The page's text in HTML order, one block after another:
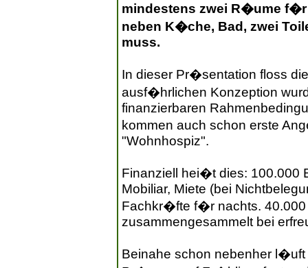
mindestens zwei R�ume f�r
neben K�che, Bad, zwei
muss.
In dieser Pr�sentation floss
ausf�hrlichen Konzeption
finanzierbaren
kommen auch schon erste
"Wohnhospiz".
Finanziell hei�t dies: 100.000
Mobiliar, Miete (bei
Fachkr�fte f�r nachts.
zusammengesammelt bei
Beinahe schon nebenher